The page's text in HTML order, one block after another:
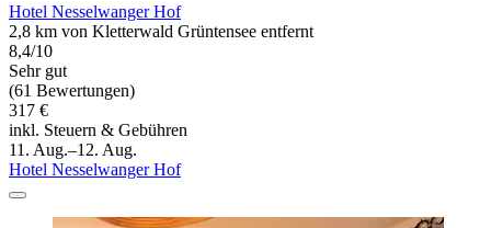
Hotel Nesselwanger Hof
2,8 km von Kletterwald Grüntensee entfernt
8,4/10
Sehr gut
(61 Bewertungen)
317 €
inkl. Steuern & Gebühren
11. Aug.–12. Aug.
Hotel Nesselwanger Hof